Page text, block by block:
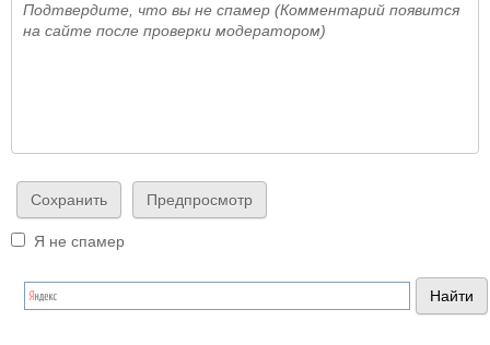
Подтвердите, что вы не спамер (Комментарий появится
на сайте после проверки модератором)
Я не спамер
Я спамер